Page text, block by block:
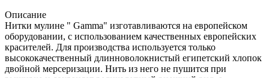
Описание
Нитки мулине " Gamma" изготавливаются на европейском
оборудовании, с использованием качественных европейских
красителей. Для производства используется только
высококачественный длинноволокнистый египетский хлопок
двойной мерсеризации. Нить из него не пушится при